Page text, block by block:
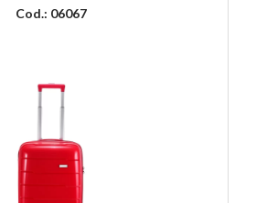
Cod.: 06067